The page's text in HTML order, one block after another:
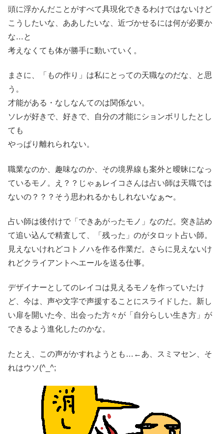
頭に浮かんだことがすべて具現化できるわけではないけど
こうしたいな、ああしたいな、近づかせるには何が必要か
な…と
考えなくても体が勝手に動いていく。
まさに、「もの作り」は私にとっての天職なのだな、と思
う。
才能がある・なしなんてのは関係ない。
ソレが好きで、好きで、自分の才能にションボリしたとし
ても
やっぱり離れられない。
職業なのか、趣味なのか、その境界線も案外と曖昧になっ
ているモノ。え？？じゃぁレイコさんは占い師は天職では
ないの？？？そう思われるかもしれないなぁ〜。
占い師は後付けで「できあがったモノ」なのだ。突き詰め
て追い込んで精査して、「残った」のがタロット占い師。
見えないけれどコトノハを作る作業だ。さらに見えないけ
れどクライアントへエールを送る仕事。
デザイナーとしてのレイコは見えるモノを作っていたけ
ど、今は、声や文字で声援することにスライドした。新し
い扉を開いた今、出会った方々が「自分らしい生き方」が
できるよう進化したのかな。
たとえ、この声がかすれようとも…←あ、スミマセン、そ
れはウソ(^_^;